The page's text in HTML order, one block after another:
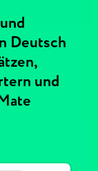
Deutsch
und